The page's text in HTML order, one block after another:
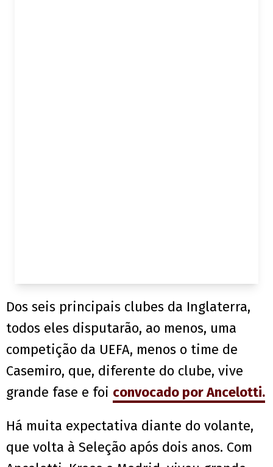
Dos seis principais clubes da Inglaterra,
todos eles disputarão, ao menos, uma
competição da UEFA, menos o time de
Casemiro, que, diferente do clube, vive
grande fase e foi convocado por Ancelotti.
Há muita expectativa diante do volante,
que volta à Seleção após dois anos. Com